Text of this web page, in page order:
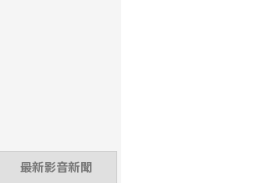
最新影音新聞